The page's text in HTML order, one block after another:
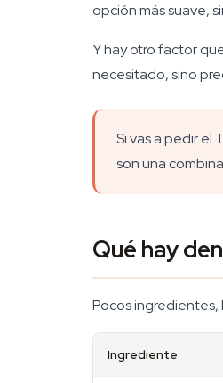
opción más suave,
Y hay otro factor
necesitado, sino
Si vas a pedir el
son una
Qué hay
Pocos
Ingrediente